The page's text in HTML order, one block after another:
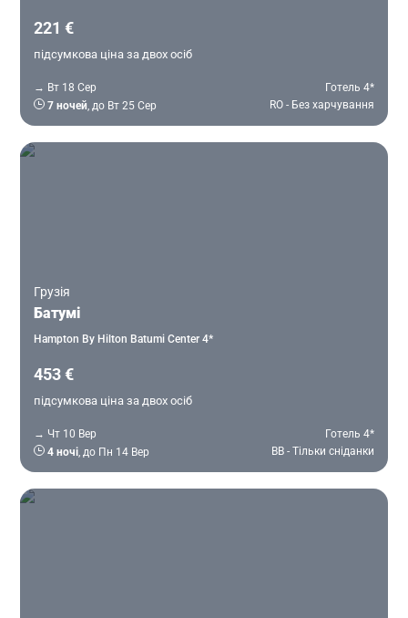
221 €
підсумкова ціна за двох осіб
→ Вт 18 Сер
Готель 4*
7 ночей , до Вт 25 Сер RO - Без харчування
Грузія
Батумі
Hampton By Hilton Batumi Center 4*
453 €
підсумкова ціна за двох осіб
→ Чт 10 Вер
Готель 4*
4 ночі , до Пн 14 Вер BB - Тільки сніданки